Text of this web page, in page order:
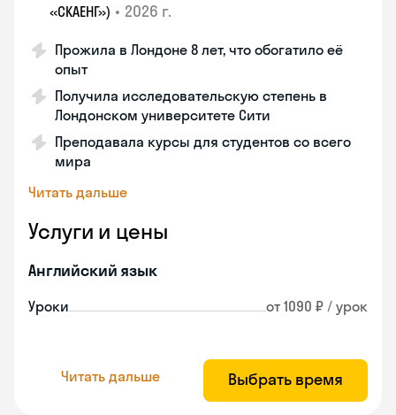
«СКАЕНГ») • 2026 г.
Прожила в Лондоне 8 лет, что обогатило её
опыт
Получила исследовательскую степень в
Лондонском университете Сити
Преподавала курсы для студентов со всего
мира
Читать дальше
Услуги и цены
Английский язык
Уроки от 1090 ₽ / урок
Читать дальше Выбрать время